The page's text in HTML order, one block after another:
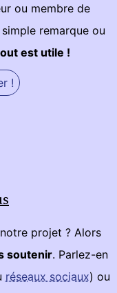
ou membre de
remarque ou
est utile !
!
projet ? Alors
soutenir. Parlez-en
réseaux sociaux) ou